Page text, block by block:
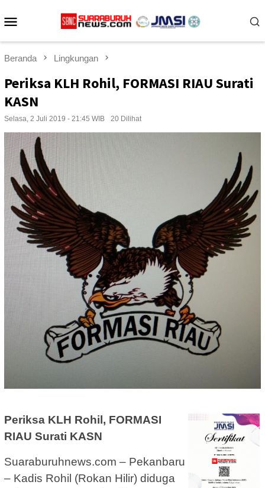
ke
Beranda Lingkungan
Periksa KLH Rohil, FORMASI RIAU Surati
KASN
Selasa, 2 Juli 2019 - 21:45 WIB 20 Dilihat
Periksa KLH Rohil, FORMASI
RIAU Surati KASN
Suaraburuhnews.com – Pekanbaru
– Kadis Rohil (Rokan Hilir) diduga